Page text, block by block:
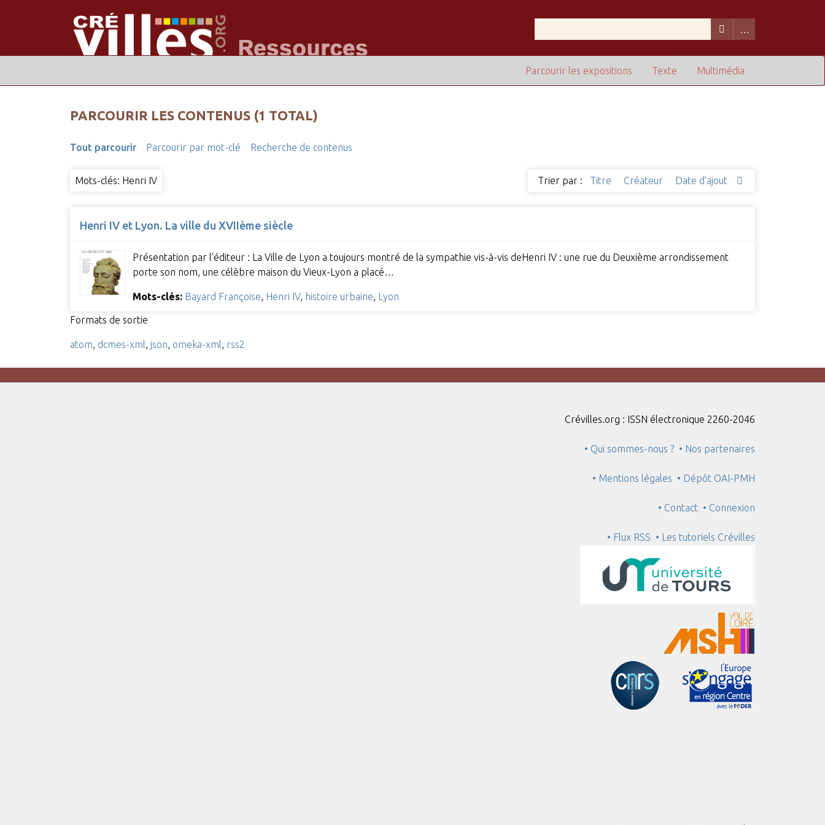
Multimédia
Texte
Parcourir les expositions
PARCOURIR LES CONTENUS (1 TOTAL)
Tout parcourir Parcourir par mot-clé Recherche de contenus
Mots-clés: Henri IV Trier par : Titre Créateur Date d'ajout
Henri IV et Lyon. La ville du XVIIème siècle
Présentation par l'éditeur : La Ville de Lyon a toujours montré de la sympathie vis-à-vis deHenri IV : une rue du Deuxième arrondissement
porte son nom, une célèbre maison du Vieux-Lyon a placé…
Mots-clés: Bayard Françoise Henri IV, histoire urbaine Lyon
Formats de sortie
atom dcmes-xml json omeka-xml rss2
Crévilles.org : ISSN électronique 2260-2046
• Qui sommes-nous ? • Nos partenaires
• Mentions légales • Dépôt OAI-PMH
• Contact • Connexion
• Flux RSS • Les tutoriels Crévilles